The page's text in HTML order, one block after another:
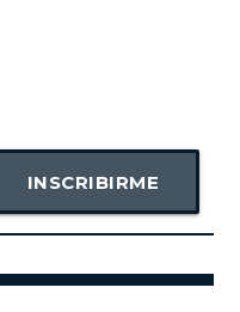
INSCRIBIRME